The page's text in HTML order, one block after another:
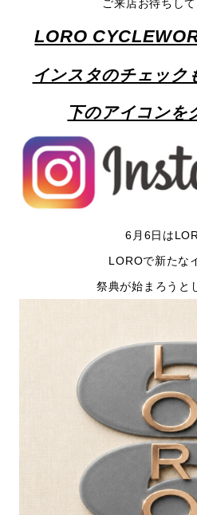
ご来店お待ちして
LORO
インスタのチェック
下のアイコンを
6月6日は
LOROで新たな
祭典が始まろうと